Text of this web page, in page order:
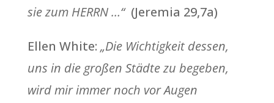
sie zum HERRN …“ (Jeremia 29,7a)
Ellen White: „Die Wichtigkeit dessen,
uns in die großen Städte zu begeben,
wird mir immer noch vor Augen